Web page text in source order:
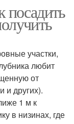
посадить
участки,
любит
от
и других).
1 м к
в низинах, где